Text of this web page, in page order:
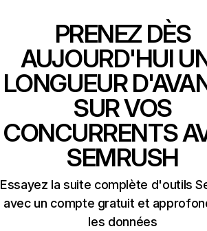
PRENEZ DÈS
AUJOURD'HUI
LONGUEUR
SUR VOS
CONCURRENTS
SEMRUSH
Essayez la suite complète d'outils
avec un compte gratuit et
les données